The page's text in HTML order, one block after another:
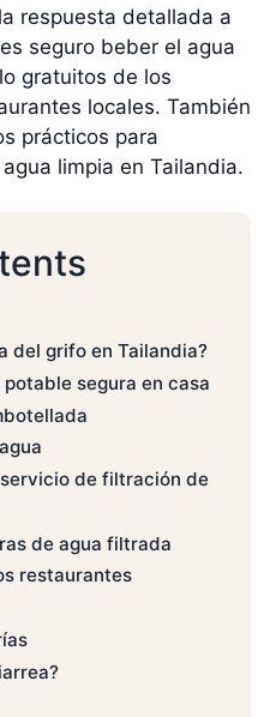
respuesta detallada a
seguro beber el agua
gratuitos de los
locales. También
prácticos para
limpia en Tailandia.
del grifo en Tailandia?
segura en casa
de filtración de
de agua filtrada
restaurantes